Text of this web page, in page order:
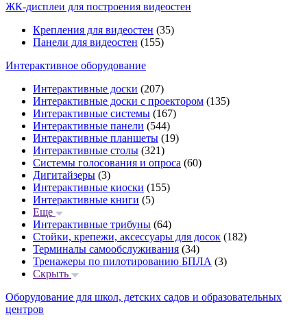
ЖК-дисплеи для построения видеостен
Крепления для видеостен (35)
Панели для видеостен (155)
Интерактивное оборудование
Интерактивные доски (207)
Интерактивные доски с проектором (135)
Интерактивные системы (167)
Интерактивные панели (544)
Интерактивные планшеты (19)
Интерактивные столы (321)
Системы голосования и опроса (60)
Дигитайзеры (3)
Интерактивные киоски (155)
Интерактивные книги (5)
Еще
Интерактивные трибуны (64)
Стойки, крепежи, аксессуары для досок (182)
Терминалы самообслуживания (34)
Тренажеры по пилотированию БПЛА (3)
Скрыть
Оборудование для школ, детских садов и образовательных
центров